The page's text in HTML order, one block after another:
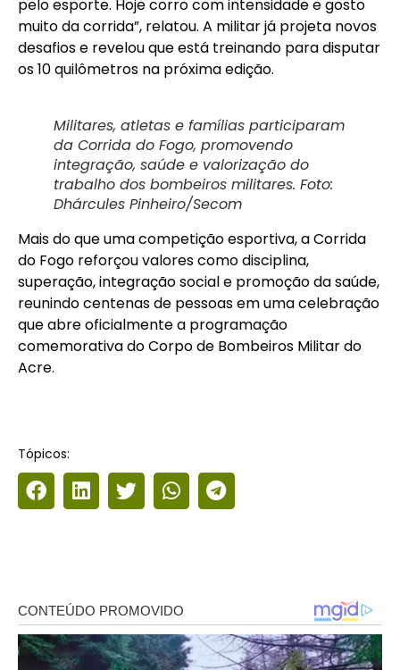
pelo esporte. Hoje corro com intensidade e gosto
muito da corrida”, relatou. A militar já projeta novos
desafios e revelou que está treinando para disputar
os 10 quilômetros na próxima edição.
Militares, atletas e famílias participaram
da Corrida do Fogo, promovendo
integração, saúde e valorização do
trabalho dos bombeiros militares. Foto:
Dhárcules Pinheiro/Secom
Mais do que uma competição esportiva, a Corrida
do Fogo reforçou valores como disciplina,
superação, integração social e promoção da saúde,
reunindo centenas de pessoas em uma celebração
que abre oficialmente a programação
comemorativa do Corpo de Bombeiros Militar do
Acre.
Tópicos: